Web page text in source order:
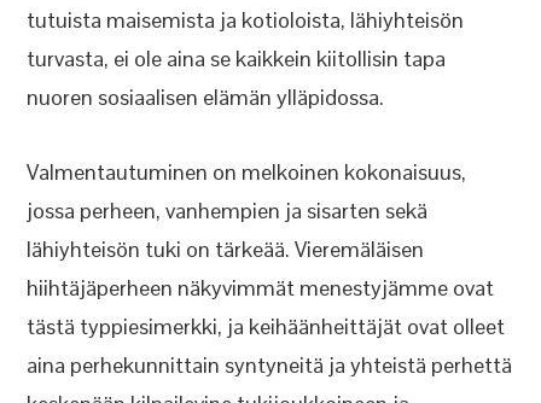
tutuista maisemista ja kotioloista, lähiyhteisön
turvasta, ei ole aina se kaikkein kiitollisin tapa
nuoren sosiaalisen elämän ylläpidossa.
Valmentautuminen on melkoinen kokonaisuus,
jossa perheen, vanhempien ja sisarten sekä
lähiyhteisön tuki on tärkeää. Vieremäläisen
hiihtäjäperheen näkyvimmät menestyjämme ovat
tästä typpiesimerkki, ja keihäänheittäjät ovat olleet
aina perhekunnittain syntyneitä ja yhteistä perhettä